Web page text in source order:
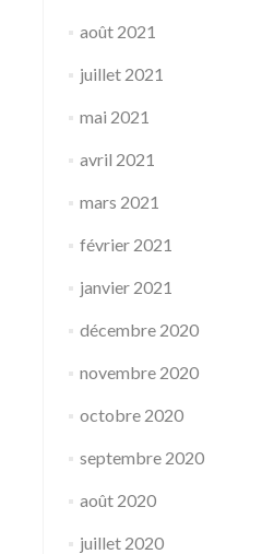
août 2021
juillet 2021
mai 2021
avril 2021
mars 2021
février 2021
janvier 2021
décembre 2020
novembre 2020
octobre 2020
septembre 2020
août 2020
juillet 2020